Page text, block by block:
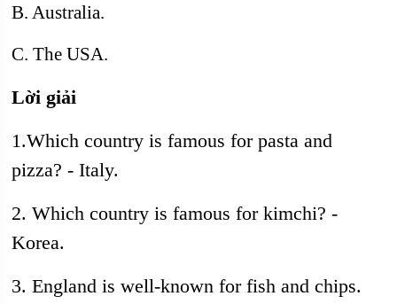
B. Australia.
C. The USA.
Lời giải
1.Which country is famous for pasta and
pizza? - Italy.
2. Which country is famous for kimchi? -
Korea.
3. England is well-known for fish and chips.